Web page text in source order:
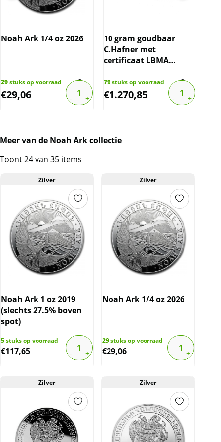
Noah Ark 1/4 oz 2026
29stuks op voorraad
€29,06
10 gram goudbaar
C.Hafner met
certificaat LBMA
79stuks op voorraad
€1.270,85
Meer van de Noah Ark collectie
Toont 24 van 35 items
Zilver
Noah Ark 1 oz 2019
(slechts 27.5% boven
spot)
5stuks op voorraad
€117,65
Zilver
Noah Ark 1/4 oz 2026
29stuks op voorraad
€29,06
Zilver Zilver